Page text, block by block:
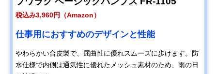
税込み3,960円（Amazon）
仕事用におすすめのデザインと性能
やわらかい合皮製で、屈曲性に優れスムーズに歩けます。防
水仕様で内側は通気性に優れたメッシュ素材のため、雨の日